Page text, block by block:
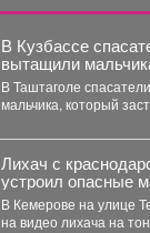
В Кузбассе
вытащили
системы
В Таштаголе
мальчика, который
Лихач с
устроил опасные
В Кемерове на улице
на видео лихача на